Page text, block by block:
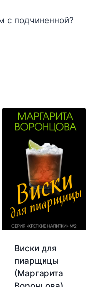
с подчиненной?
Виски для
пиарщицы
(Маргарита